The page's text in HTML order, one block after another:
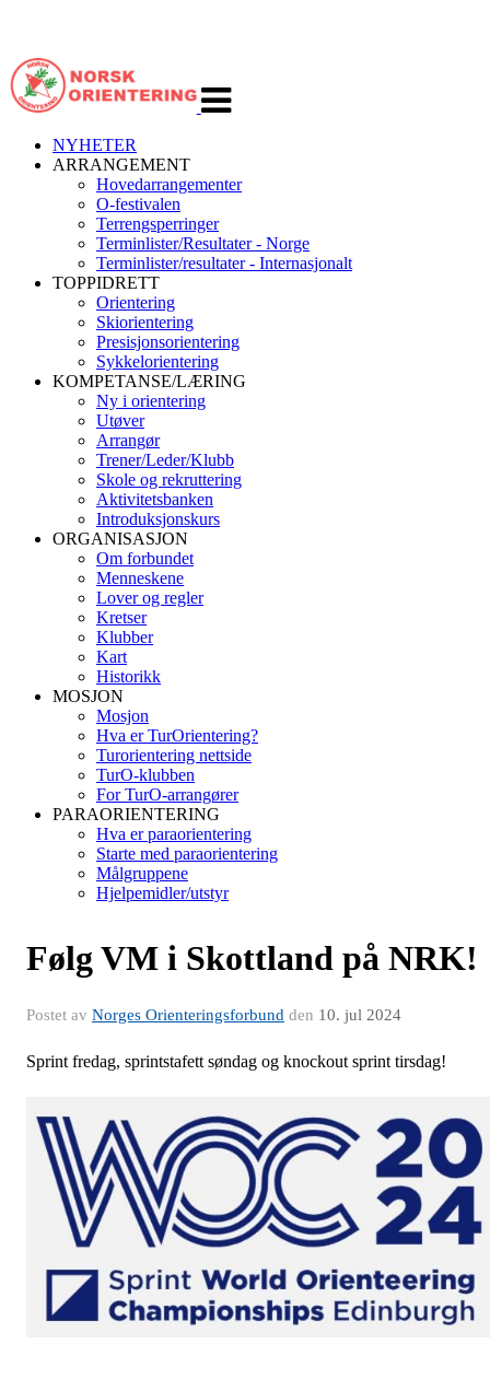
navigasjon
NYHETER
ARRANGEMENT
Hovedarrangementer
O-festivalen
Terrengsperringer
Terminlister/Resultater - Norge
Terminlister/resultater - Internasjonalt
TOPPIDRETT
Orientering
Skiorientering
Presisjonsorientering
Sykkelorientering
KOMPETANSE/LÆRING
Ny i orientering
Utøver
Arrangør
Trener/Leder/Klubb
Skole og rekruttering
Aktivitetsbanken
Introduksjonskurs
ORGANISASJON
Om forbundet
Menneskene
Lover og regler
Kretser
Klubber
Kart
Historikk
MOSJON
Mosjon
Hva er TurOrientering?
Turorientering nettside
TurO-klubben
For TurO-arrangører
PARAORIENTERING
Hva er paraorientering
Starte med paraorientering
Målgruppene
Hjelpemidler/utstyr
Følg VM i Skottland på NRK!
Postet av Norges Orienteringsforbund den 10. jul 2024
Sprint fredag, sprintstafett søndag og knockout sprint tirsdag!